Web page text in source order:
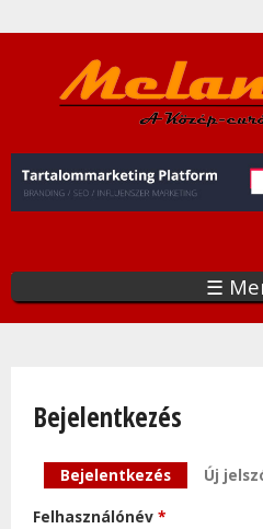
a
tartalomra
☰
Bejelentkezés
Elsődleges fülek
Bejelentkezés (aktív fül)
Új
Felhasználónév *